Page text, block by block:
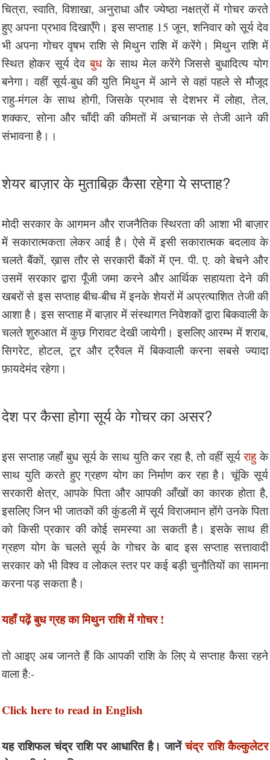
चित्रा, स्वाति, विशाखा, अनुराधा और ज्येष्ठा नक्षत्रों में गोचर करते
हुए अपना प्रभाव दिखाएँगे। इस सप्ताह 15 जून, शनिवार को सूर्य देव
भी अपना गोचर वृषभ राशि से मिथुन राशि में करेंगे। मिथुन राशि में
स्थित होकर सूर्य देवबुधके साथ मेल करेंगे जिससे बुधादित्य योग
बनेगा। वहीं सूर्य-बुध की युति मिथुन में आने से वहां पहले से मौजूद
राहु-मंगल के साथ होगी, जिसके प्रभाव से देशभर में लोहा, तेल,
शक्कर, सोना और चाँदी की कीमतों में अचानक से तेजी आने की
संभावना है।।
शेयर बाज़ार के मुताबिक़ कैसा रहेगा ये सप्ताह?
मोदी सरकार के आगमन और राजनैतिक स्थिरता की आशा भी बाज़ार
में सकारात्मकता लेकर आई है। ऐसे में इसी सकारात्मक बदलाव के
चलते बैंकों, ख़ास तौर से सरकारी बैंकों में एन. पी. ए. को बेचने और
उसमें सरकार द्वारा पूँजी जमा करने और आर्थिक सहायता देने की
खबरों से इस सप्ताह बीच-बीच में इनके शेयरों में अप्रत्याशित तेजी की
आशा है। इस सप्ताह में बाज़ार में संस्थागत निवेशकों द्वारा बिकवाली के
चलते शुरुआत में कुछ गिरावट देखी जायेगी। इसलिए आरम्भ में शराब,
सिगरेट, होटल, टूर और ट्रैवल में बिकवाली करना सबसे ज्यादा
फ़ायदेमंद रहेगा।
देश पर कैसा होगा सूर्य के गोचर का असर?
इस सप्ताह जहाँ बुध सूर्य के साथ युति कर रहा है, तो वहीं सूर्यराहुके
साथ युति करते हुए ग्रहण योग का निर्माण कर रहा है। चूंकि सूर्य
सरकारी क्षेत्र, आपके पिता और आपकी आँखों का कारक होता है,
इसलिए जिन भी जातकों की कुंडली में सूर्य विराजमान होंगे उनके पिता
को किसी प्रकार की कोई समस्या आ सकती है। इसके साथ ही
ग्रहण योग के चलते सूर्य के गोचर के बाद इस सप्ताह सत्तावादी
सरकार को भी विश्व व लोकल स्तर पर कई बड़ी चुनौतियों का सामना
करना पड़ सकता है।
यहाँ पढ़ें बुध ग्रह का मिथुन राशि में गोचर !
तो आइए अब जानते हैं कि आपकी राशि के लिए ये सप्ताह कैसा रहने
वाला है:-
Click here to read in English
यह राशिफल चंद्र राशि पर आधारित है। जानेंचंद्र राशि कैल्कुलेटर